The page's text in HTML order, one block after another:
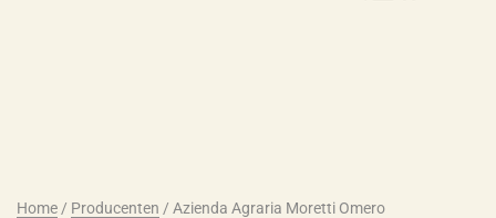
Home / Producenten / Azienda Agraria Moretti Omero